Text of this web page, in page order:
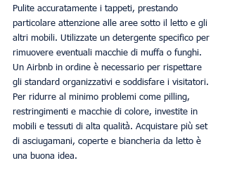
Pulite accuratamente i tappeti, prestando
particolare attenzione alle aree sotto il letto e gli
altri mobili. Utilizzate un detergente specifico per
rimuovere eventuali macchie di muffa o funghi.
Un Airbnb in ordine è necessario per rispettare
gli standard organizzativi e soddisfare i visitatori.
Per ridurre al minimo problemi come pilling,
restringimenti e macchie di colore, investite in
mobili e tessuti di alta qualità. Acquistare più set
di asciugamani, coperte e biancheria da letto è
una buona idea.